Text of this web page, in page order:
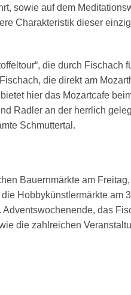
sowie auf dem
Charakteristik dieser
die durch Fischach
die direkt am
hier das Mozartcafe
Radler an der herrlich
Schmuttertal.
Bauernmärkte am
Hobbykünstlermärkte am
das
die zahlreichen